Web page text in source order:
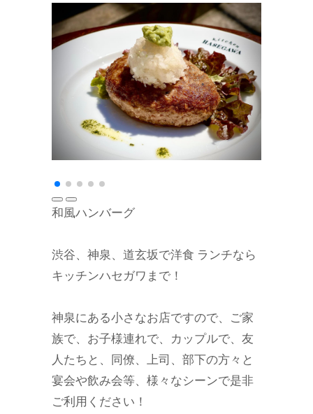
和風ハンバーグ
渋谷、神泉、道玄坂で洋食 ランチなら
キッチンハセガワまで！
神泉にある小さなお店ですので、ご家
族で、お子様連れで、カップルで、友
人たちと、同僚、上司、部下の方々と
宴会や飲み会等、様々なシーンで是非
ご利用ください！